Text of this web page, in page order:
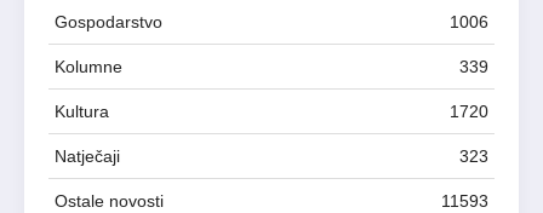
Gospodarstvo 1006
Kolumne 339
Kultura 1720
Natječaji 323
Ostale novosti 11593